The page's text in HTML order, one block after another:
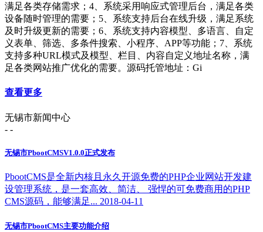
满足各类存储需求；4、系统采用响应式管理后台，满足各类
设备随时管理的需要；5、系统支持后台在线升级，满足系统
及时升级更新的需要；6、系统支持内容模型、多语言、自定
义表单、筛选、多条件搜索、小程序、APP等功能；7、系统
支持多种URL模式及模型、栏目、内容自定义地址名称，满
足各类网站推广优化的需要。源码托管地址：Gi
查看更多
无锡市新闻中心
- -
无锡市PbootCMSV1.0.0正式发布
PbootCMS是全新内核且永久开源免费的PHP企业网站开发建
设管理系统，是一套高效、简洁、 强悍的可免费商用的PHP
CMS源码，能够满足... 2018-04-11
无锡市PbootCMS主要功能介绍